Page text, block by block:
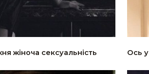
жіноча сексуальність Ось